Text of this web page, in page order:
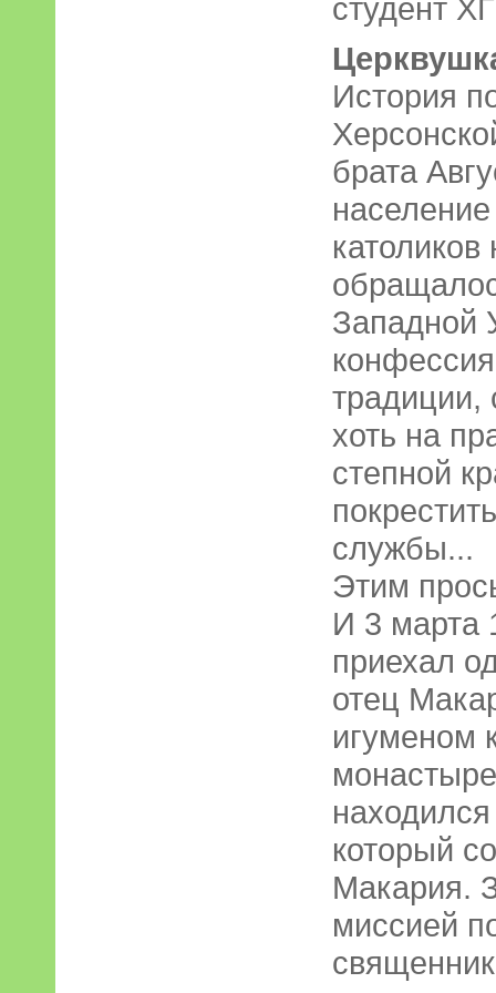
студент
История
брата
католиков
Западной
хоть на
степной
службы...
Этим
И 3 марта
приехал
отец
игуменом
который
Макария.
миссией